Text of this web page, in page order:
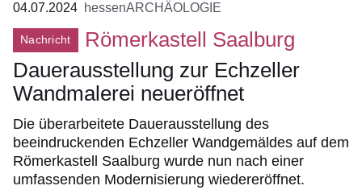
04.07.2024 hessenARCHÄOLOGIE
Nachricht
Römerkastell Saalburg
Dauerausstellung zur Echzeller
Wandmalerei neueröffnet
Die überarbeitete Dauerausstellung des
beeindruckenden Echzeller Wandgemäldes auf dem
Römerkastell Saalburg wurde nun nach einer
umfassenden Modernisierung wiedereröffnet.